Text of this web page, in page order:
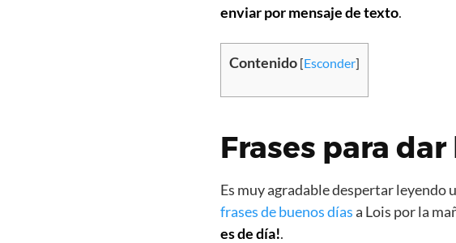
enviar por mensaje de texto.
Contenido [Esconder]
Frases para
Es muy agradable despertar leyendo
frases de buenos díasa Lois por la
es de día!.